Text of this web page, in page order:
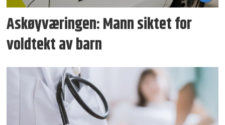
Askøyværingen: Mann siktet for
voldtekt av barn